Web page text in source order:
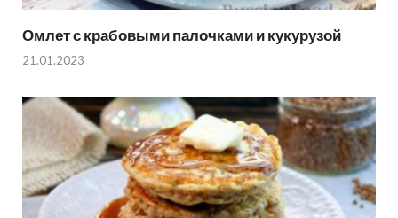
Омлет с крабовыми палочками и кукурузой
21.01.2023